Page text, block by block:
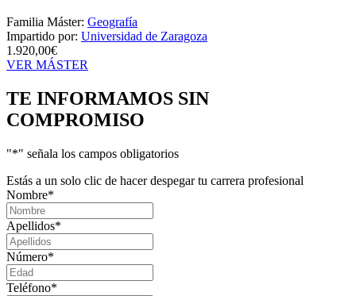
Familia Máster: Geografía
Impartido por: Universidad de Zaragoza
1.920,00€
VER MÁSTER
TE INFORMAMOS SIN
COMPROMISO
"*" señala los campos obligatorios
Estás a un solo clic de hacer despegar tu carrera profesional
Nombre*
Apellidos*
Número*
Teléfono*